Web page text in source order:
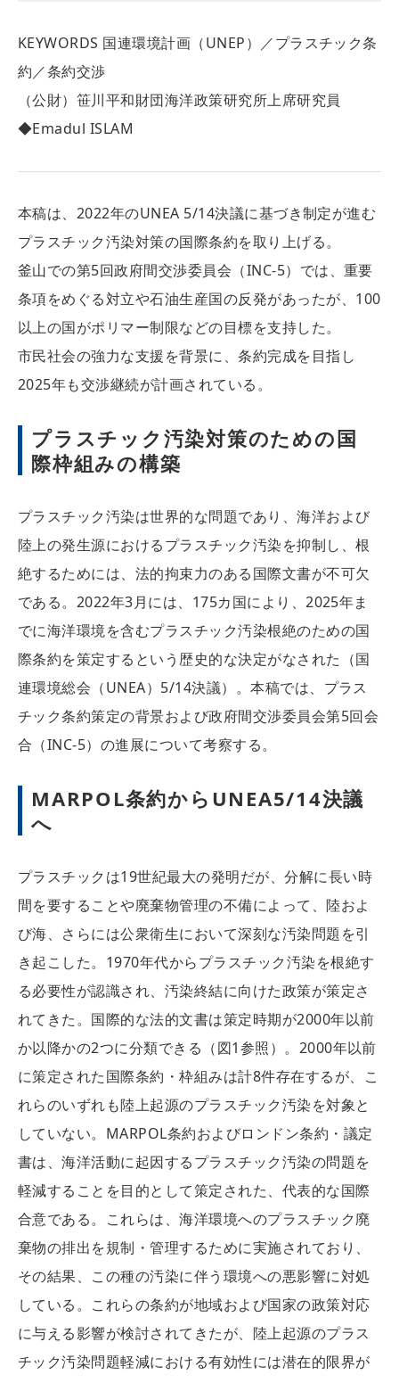
KEYWORDS 国連環境計画（UNEP）／プラスチック条
約／条約交渉
（公財）笹川平和財団海洋政策研究所上席研究員
◆Emadul ISLAM
本稿は、2022年のUNEA 5/14決議に基づき制定が進む
プラスチック汚染対策の国際条約を取り上げる。
釜山での第5回政府間交渉委員会（INC-5）では、重要
条項をめぐる対立や石油生産国の反発があったが、100
以上の国がポリマー制限などの目標を支持した。
市民社会の強力な支援を背景に、条約完成を目指し
2025年も交渉継続が計画されている。
プラスチック汚染対策のための国
際枠組みの構築
プラスチック汚染は世界的な問題であり、海洋および
陸上の発生源におけるプラスチック汚染を抑制し、根
絶するためには、法的拘束力のある国際文書が不可欠
である。2022年3月には、175カ国により、2025年ま
でに海洋環境を含むプラスチック汚染根絶のための国
際条約を策定するという歴史的な決定がなされた（国
連環境総会（UNEA）5/14決議）。本稿では、プラス
チック条約策定の背景および政府間交渉委員会第5回会
合（INC-5）の進展について考察する。
MARPOL条約からUNEA5/14決議
へ
プラスチックは19世紀最大の発明だが、分解に長い時
間を要することや廃棄物管理の不備によって、陸およ
び海、さらには公衆衛生において深刻な汚染問題を引
き起こした。1970年代からプラスチック汚染を根絶す
る必要性が認識され、汚染終結に向けた政策が策定さ
れてきた。国際的な法的文書は策定時期が2000年以前
か以降かの2つに分類できる（図1参照）。2000年以前
に策定された国際条約・枠組みは計8件存在するが、こ
れらのいずれも陸上起源のプラスチック汚染を対象と
していない。MARPOL条約およびロンドン条約・議定
書は、海洋活動に起因するプラスチック汚染の問題を
軽減することを目的として策定された、代表的な国際
合意である。これらは、海洋環境へのプラスチック廃
棄物の排出を規制・管理するために実施されており、
その結果、この種の汚染に伴う環境への悪影響に対処
している。これらの条約が地域および国家の政策対応
に与える影響が検討されてきたが、陸上起源のプラス
チック汚染問題軽減における有効性には潜在的限界が